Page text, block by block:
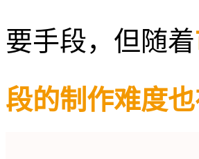
要手段，但随着
段的制作难度